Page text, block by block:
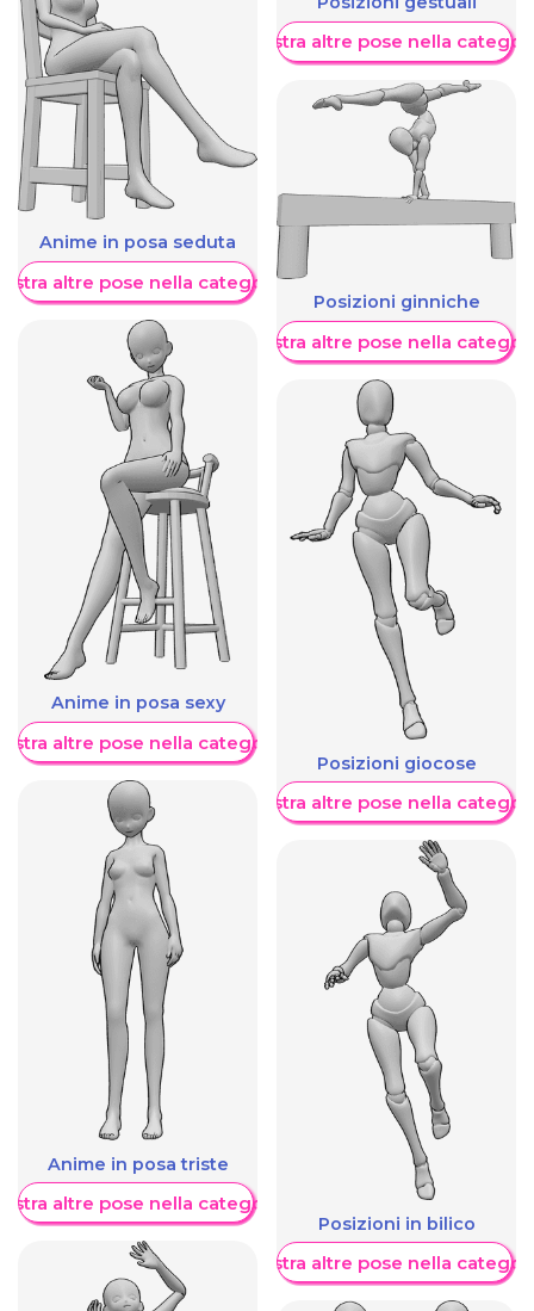
Anime in posa seduta
altre pose nella categoria
Anime in posa sexy
altre pose nella categoria
Anime in posa triste
altre pose nella categoria
Mostra altre pose nella
Posizioni ginniche
Mostra altre pose nella
Posizioni giocose
Mostra altre pose nella
Posizioni in bilico
Mostra altre pose nella